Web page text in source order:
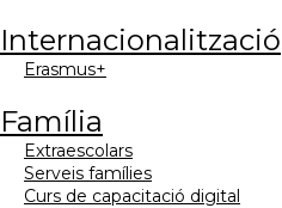
internacionalització
erasmus+
família
extraescolars
serveis famílies
curs de capacitació digital